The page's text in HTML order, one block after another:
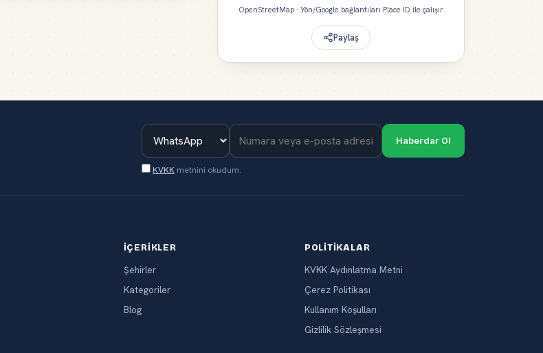
OpenStreetMap · Yön/Google bağlantıları Place ID ile çalışır
Paylaş
Haberdar Ol
KVKK metnini okudum.
İÇERIKLER
Şehirler
Kategoriler
Blog
POLITIKALAR
KVKK Aydınlatma Metni
Çerez Politikası
Kullanım Koşulları
Gizlilik Sözleşmesi